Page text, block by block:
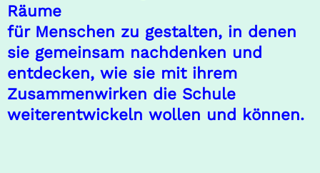
Räume
für Menschen zu gestalten, in denen
sie gemeinsam nachdenken und
entdecken, wie sie mit ihrem
Zusammenwirken die Schule
weiterentwickeln wollen und können.